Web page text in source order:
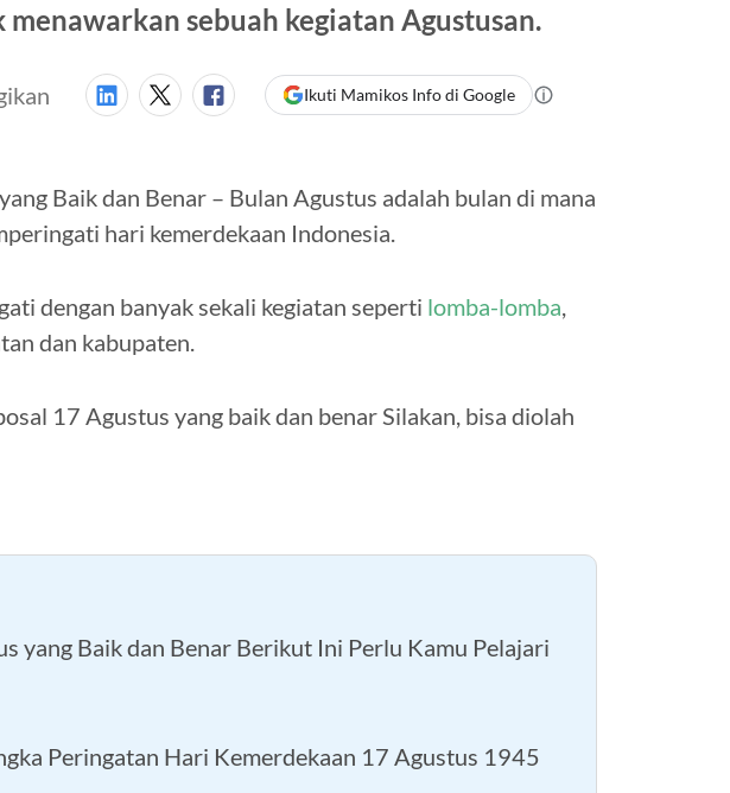
sebuah kegiatan Agustusan.
Ikuti Mamikos Info di Google
Baik dan Benar – Bulan Agustus adalah bulan di mana
hari kemerdekaan Indonesia.
dengan banyak sekali kegiatan seperti lomba-lomba
dan kabupaten.
17 Agustus yang baik dan benar Silakan, bisa diolah
yang Baik dan Benar Berikut Ini Perlu Kamu Pelajari
Peringatan Hari Kemerdekaan 17 Agustus 1945